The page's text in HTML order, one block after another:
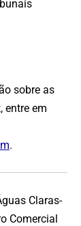
sobre as
entre em
.
Claras-
Comercial